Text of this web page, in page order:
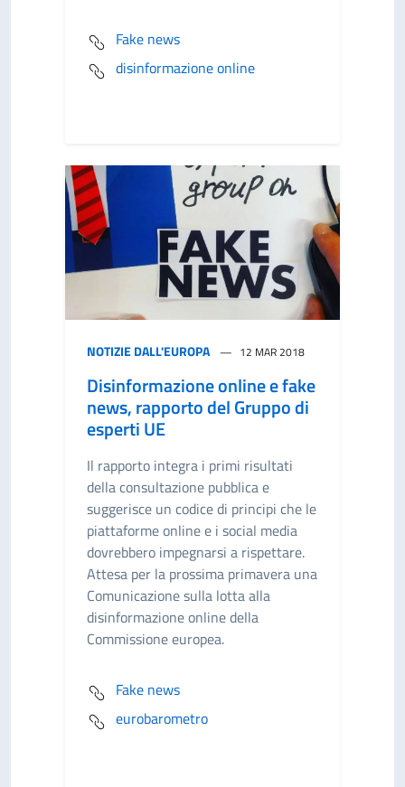
Fake news
disinformazione online
NOTIZIE DALL'EUROPA 12 MAR 2018
Disinformazione online e fake
news, rapporto del Gruppo di
esperti UE
Il rapporto integra i primi risultati
della consultazione pubblica e
suggerisce un codice di principi che le
piattaforme online e i social media
dovrebbero impegnarsi a rispettare.
Attesa per la prossima primavera una
Comunicazione sulla lotta alla
disinformazione online della
Commissione europea.
Fake news
eurobarometro